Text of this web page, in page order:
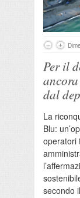
Per il
dal
La
Blu:
operatori
secondo